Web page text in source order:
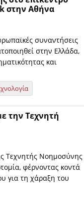
στην Αθήνα
συναντήσεις
στην Ελλάδα,
και
την Τεχνητή
Τεχνητής Νοημοσύνης
φέρνοντας κοντά
για τη χάραξη του